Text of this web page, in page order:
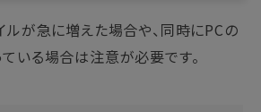
ルが急に増えた場合や、同時にPCの
いる場合は注意が必要です。